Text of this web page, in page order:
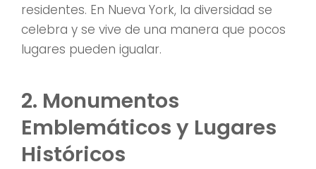
residentes. En Nueva York, la diversidad se
celebra y se vive de una manera que pocos
lugares pueden igualar.
2. Monumentos
Emblemáticos y Lugares
Históricos